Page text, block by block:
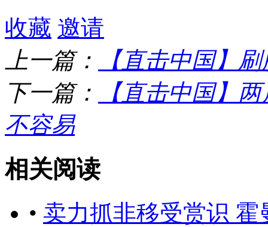
收藏 邀请
上一篇：
【直击中国】
下一篇：
【直击中国】
不容易
相关阅读
• 卖力抓非移受赏识